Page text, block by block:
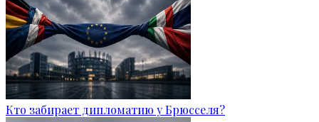
Кто забирает дипломатию у Брюсселя?